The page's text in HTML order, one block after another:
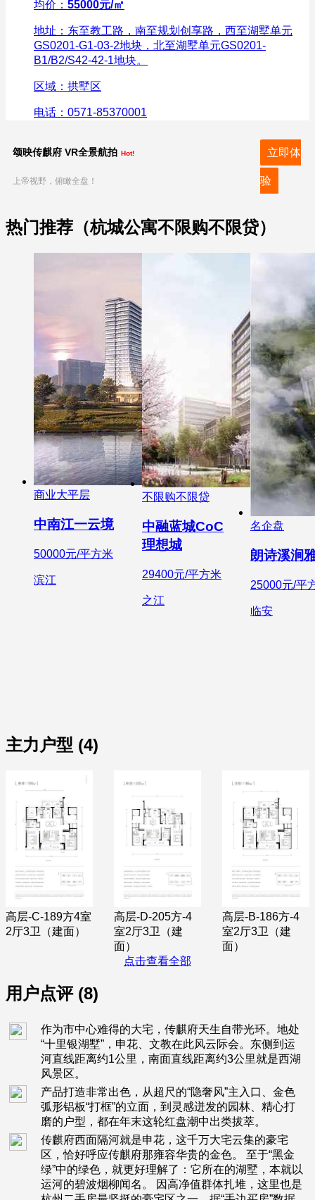
均价： 55000元/㎡
地址：东至教工路，南至规划创享路，西至湖墅单元
GS0201-G1-03-2地块，北至湖墅单元GS0201-
B1/B2/S42-42-1地块。
区域：拱墅区
电话：0571-85370001
颂映传麒府 VR全景航拍 Hot! 立即体
验
上帝视野，俯瞰全盘！
热门推荐（杭城公寓不限购不限贷）
商业大平层
中南江一云境
50000元/平方米
滨江
不限购不限贷
中融蓝城CoC
理想城
29400元/平方米
之江
名企盘
朗诗溪涧
25000元/平
临安
主力户型 (4)
高层-C-189方4室
2厅3卫（建面）
高层-D-205方-4
室2厅3卫（建
面）
高层-B-186方-4
室2厅3卫（建
面）
点击查看全部
用户点评 (8)
作为市中心难得的大宅，传麒府天生自带光环。地处
“十里银湖墅”，申花、文教在此风云际会。东侧到运
河直线距离约1公里，南面直线距离约3公里就是西湖
风景区。
产品打造非常出色，从超尺的“隐奢风”主入口、金色
弧形铝板“打框”的立面，到灵感迸发的园林、精心打
磨的户型，都在年末这轮红盘潮中出类拔萃。
传麒府西面隔河就是申花，这千万大宅云集的豪宅
区，恰好呼应传麒府那雍容华贵的金色。 至于“黑金
绿”中的绿色，就更好理解了：它所在的湖墅，本就以
运河的碧波烟柳闻名。 因高净值群体扎堆，这里也是